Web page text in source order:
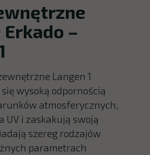
–
Langen 1
wysoką odpornością
atmosferycznych,
UV i zaskakują swoją
szereg rodzajów
parametrach